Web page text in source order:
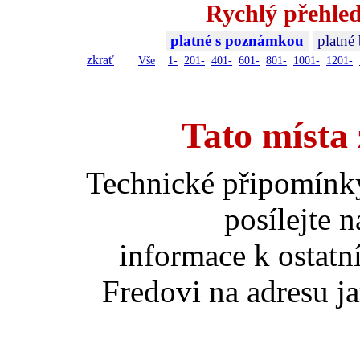
zkrať
Rychlý
platné s poznámkou platné
Vše 1- 201- 401- 601- 801- 1001- 1201-
Tato
Technické
posílejte
informace k
Fredovi na adresu